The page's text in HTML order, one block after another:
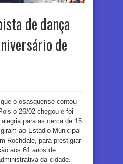
de dança
de
o osasquense contou
o 26/02 chegou e foi
para as cerca de 15
ao Estádio Municipal
Rochdale, para prestigiar
aos 61 anos de
da cidade.